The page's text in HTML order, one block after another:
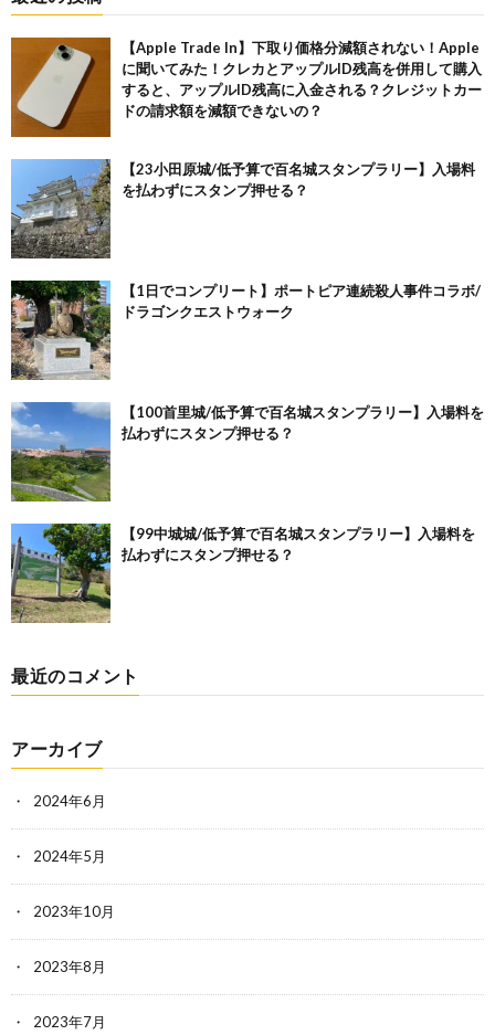
【Apple Trade In】下取り価格分減額されない！Apple
に聞いてみた！クレカとアップルID残高を併用して購入
すると、アップルID残高に入金される？クレジットカー
ドの請求額を減額できないの？
【23小田原城/低予算で百名城スタンプラリー】入場料
を払わずにスタンプ押せる？
【1日でコンプリート】ポートピア連続殺人事件コラボ/
ドラゴンクエストウォーク
【100首里城/低予算で百名城スタンプラリー】入場料を
払わずにスタンプ押せる？
【99中城城/低予算で百名城スタンプラリー】入場料を
払わずにスタンプ押せる？
最近のコメント
アーカイブ
2024年6月
2024年5月
2023年10月
2023年8月
2023年7月